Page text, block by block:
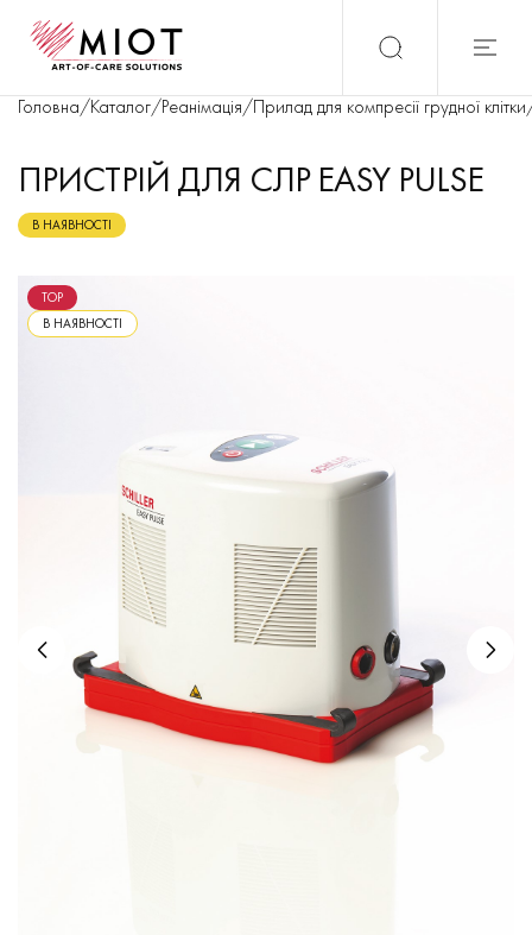
Головна/Каталог/Реанімація/Прилад для компресії грудної клітки
ПРИСТРІЙ ДЛЯ СЛР EASY PULSE
В НАЯВНОСТІ
TOP
В НАЯВНОСТІ